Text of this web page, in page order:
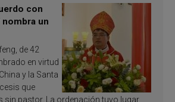
con
nombra un
de 42
en virtud
y la Santa
que
sin pastor. La ordenación tuvo lugar